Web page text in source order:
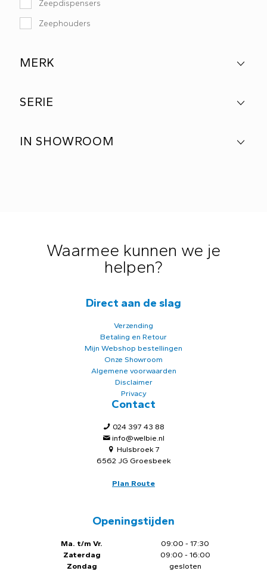
Zeepdispensers
Zeephouders
MERK
SERIE
IN SHOWROOM
Waarmee kunnen we je
helpen?
Direct aan de slag
Verzending
Betaling en Retour
Mijn Webshop bestellingen
Onze Showroom
Algemene voorwaarden
Disclaimer
Privacy
Contact
024 397 43 88
info@welbie.nl
Hulsbroek 7
6562 JG Groesbeek
Plan Route
Openingstijden
Ma. t/m Vr.
Zaterdag
Zondag
09:00 - 17:30
09:00 - 16:00
gesloten